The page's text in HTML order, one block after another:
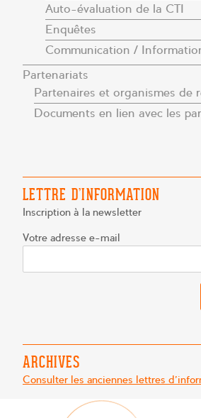
Auto-évaluation de la CTI
Enquêtes
Communication /
Partenariats
Partenaires et organismes de
Documents en lien avec les
LETTRE D’INFORMATION
Inscription à la newsletter
Votre adresse e-mail
ARCHIVES
Consulter les anciennes lettres